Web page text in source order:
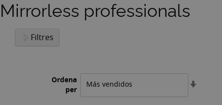
Mirrorless professionals
Filtres
Ordena
per